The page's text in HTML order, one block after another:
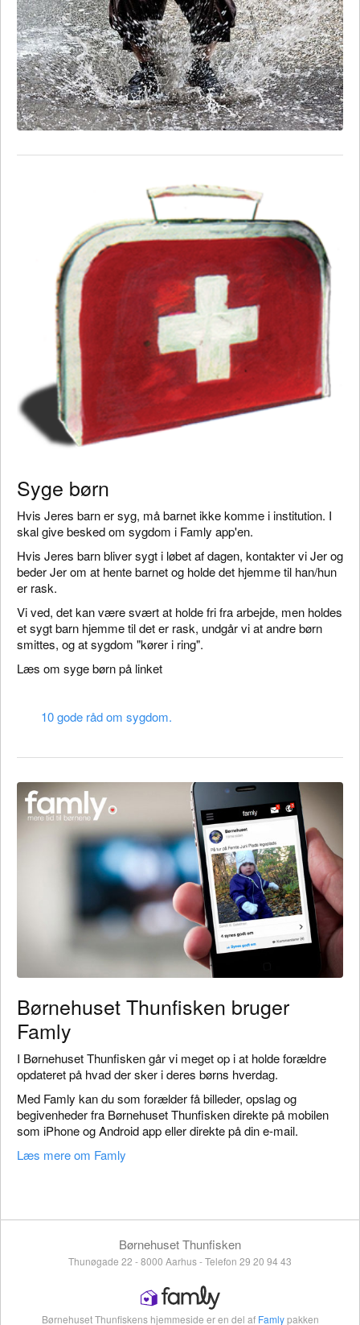
Syge børn
Hvis Jeres barn er syg, må barnet ikke komme i institution. I
skal give besked om sygdom i Famly app'en.
Hvis Jeres barn bliver sygt i løbet af dagen, kontakter vi Jer og
beder Jer om at hente barnet og holde det hjemme til han/hun
er rask.
Vi ved, det kan være svært at holde fri fra arbejde, men holdes
et sygt barn hjemme til det er rask, undgår vi at andre børn
smittes, og at sygdom "kører i ring".
Læs om syge børn på linket
10 gode råd om sygdom.
Børnehuset Thunfisken bruger
Famly
I Børnehuset Thunfisken går vi meget op i at holde forældre
opdateret på hvad der sker i deres børns hverdag.
Med Famly kan du som forælder få billeder, opslag og
begivenheder fra Børnehuset Thunfisken direkte på mobilen
som iPhone og Android app eller direkte på din e-mail.
Læs mere om Famly
Børnehuset Thunfisken
Thunøgade 22 - 8000 Aarhus - Telefon 29 20 94 43
Børnehuset Thunfiskens hjemmeside er en del af Famlypakken